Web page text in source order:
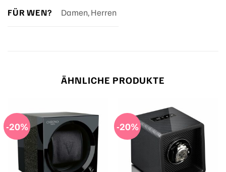
FÜR WEN? Damen, Herren
ÄHNLICHE PRODUKTE
-20% -20%